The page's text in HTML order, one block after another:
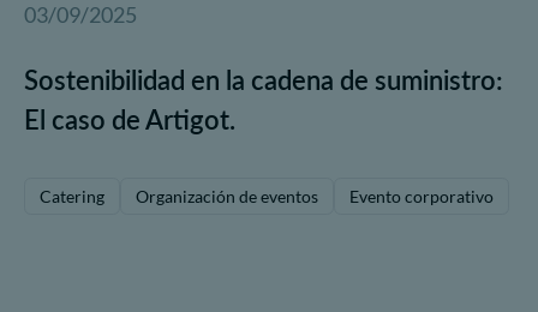
03/09/2025
Sostenibilidad en la cadena de suministro:
El caso de Artigot.
Catering Organización de eventos Evento corporativo